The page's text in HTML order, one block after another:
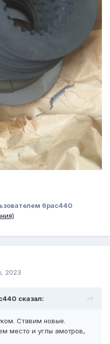
6pac440
2023
сказал:
Ставим новые.
место и углы амотров,